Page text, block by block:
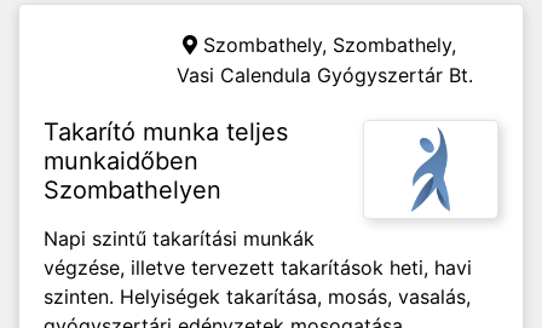
Szombathely, Szombathely,
Vasi Calendula Gyógyszertár Bt.
Takarító munka teljes
munkaidőben
Szombathelyen
Napi szintű takarítási munkák
végzése, illetve tervezett takarítások heti, havi
szinten. Helyiségek takarítása, mosás, vasalás,